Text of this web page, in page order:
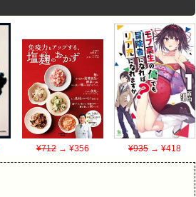
¥712→ ¥356 ¥935→ ¥418